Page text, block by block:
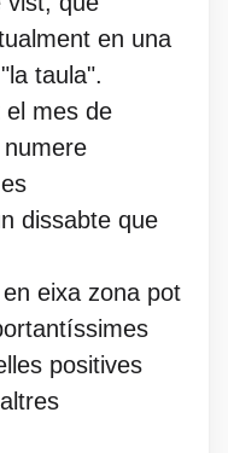
en una
taula".
el mes de
dissabte que
eixa zona pot
positives